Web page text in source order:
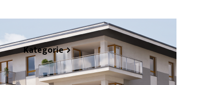
Kategorie
Z życia miasta